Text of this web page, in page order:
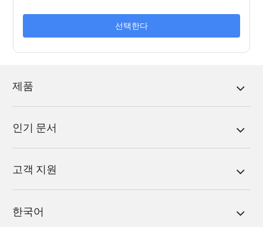
선택한다
제품
인기 문서
고객 지원
한국어